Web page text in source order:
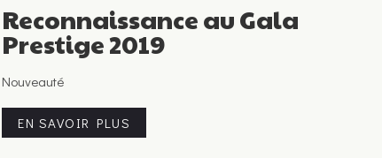
Reconnaissance au Gala
Prestige 2019
Nouveauté
EN SAVOIR PLUS